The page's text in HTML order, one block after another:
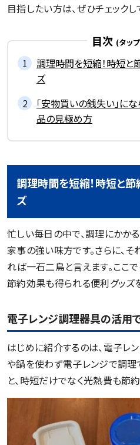
目指したい方は、ぜひチェックし
目次
調理時間を短縮！時短と
ズ
「安物買いの銭失い」に
品の見極め方
調理時間を短縮！時短と
ズ
忙しい毎日の中で、調理にかか
家事の強い味方です。さらに、
れば一石二鳥と言えます。ここ
節約効果も得られる便利グッズ
電子レンジ調理器具の活用
はじめに紹介するのは、電子レ
や鍋を使わず電子レンジで調
と、時短だけでなく光熱費も節約